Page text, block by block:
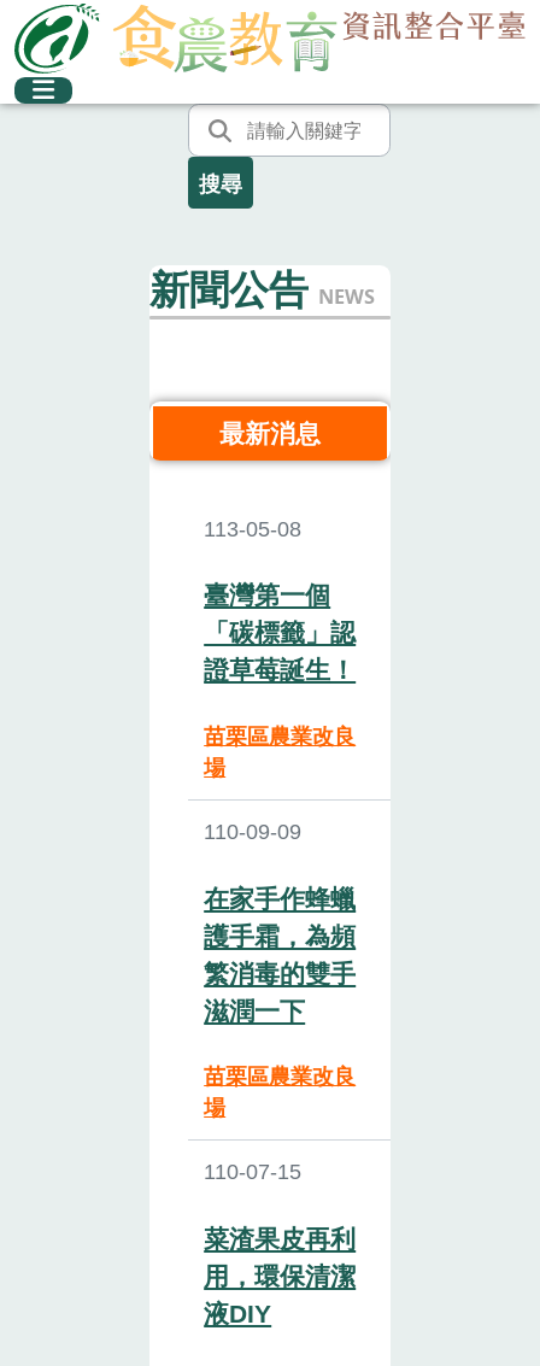
新聞公告 NEWS
最新消息
113-05-08
臺灣第一個
「碳標籤」認
證草莓誕生！
苗栗區農業改良
場
110-09-09
在家手作蜂蠟
護手霜，為頻
繁消毒的雙手
滋潤一下
苗栗區農業改良
場
110-07-15
菜渣果皮再利
用，環保清潔
液DIY